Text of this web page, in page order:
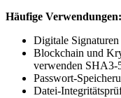
Häufige Verwendungen:
Digitale
Blockchain und
verwenden SHA3-
Passwort-
Datei-